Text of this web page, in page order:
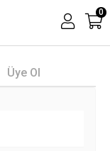
0
Üye Ol